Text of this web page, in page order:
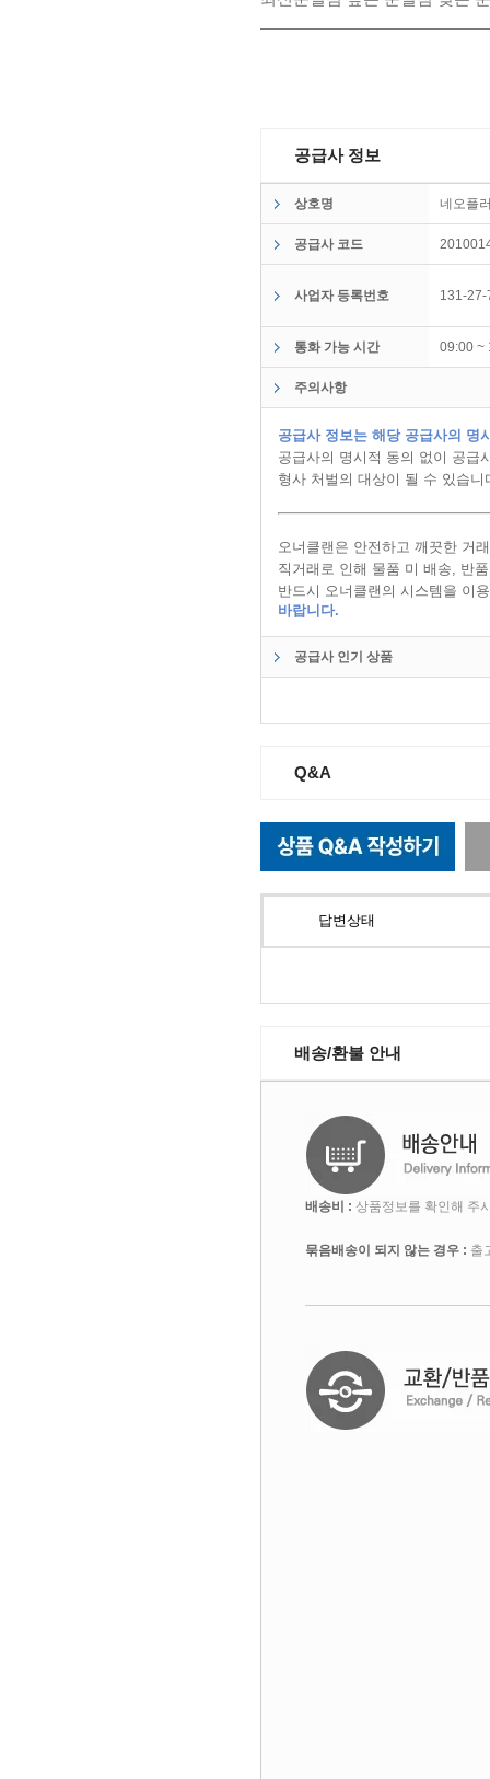
공급사 정보
상호명 네오플
공급사 코드
사업자 등록번호 131-
통화 가능 시간 09:00
주의사항
공급사 정보는 해당 공급사의 명
공급사의 명시적 동의 없이 공급
형사 처벌의 대상이 될 수 있습니
오너클랜은 안전하고 깨끗한 거
직거래로 인해 물품 미 배송, 반
반드시 오너클랜의 시스템을 이
바랍니다.
공급사 인기 상품
Q&A
답변상태
배송/환불 안내
배송비 : 상품정보를 확인해 주
묶음배송이 되지 않는 경우 : 출